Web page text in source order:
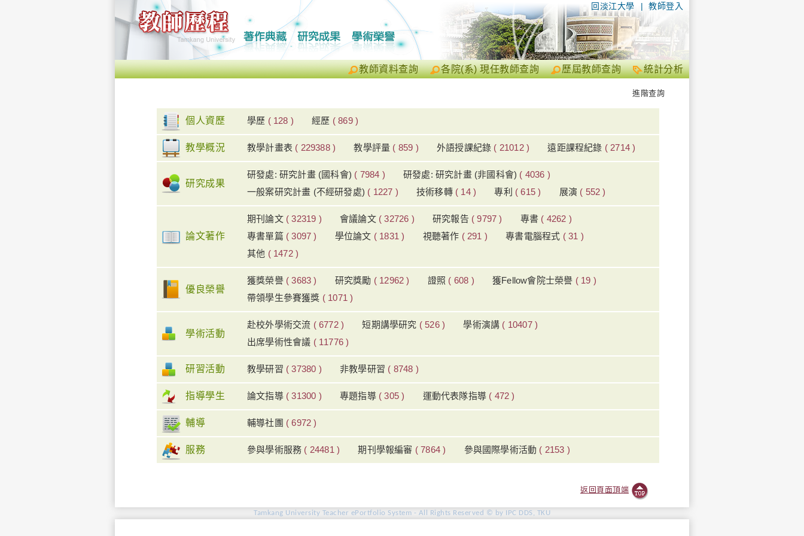
| 教師登入
回淡江大學
統計分析
歷屆教師查詢
各院(系) 現任教師查詢
教師資料查詢
進階查詢
個人資歷 學歷 ( 128 ) 經歷 ( 869 )
教學概況 教學計畫表 ( 229388 ) 教學評量 ( 859 ) 外語授課紀錄 ( 21012 ) 遠距課程紀錄 ( 2714 )
研究成果
研發處: 研究計畫 (國科會) ( 7984 ) 研發處: 研究計畫 (非國科會) ( 4036 )
一般案研究計畫 (不經研發處) ( 1227 ) 技術移轉 ( 14 ) 專利 ( 615 ) 展演 ( 552 )
論文著作
期刊論文 ( 32319 ) 會議論文 ( 32726 ) 研究報告 ( 9797 ) 專書 ( 4262 )
專書單篇 ( 3097 ) 學位論文 ( 1831 ) 視聽著作 ( 291 ) 專書電腦程式 ( 31 )
其他 ( 1472 )
優良榮譽
獲獎榮譽 ( 3683 ) 研究獎勵 ( 12962 ) 證照 ( 608 ) 獲Fellow會院士榮譽 ( 19 )
帶領學生參賽獲獎 ( 1071 )
學術活動
赴校外學術交流 ( 6772 ) 短期講學研究 ( 526 ) 學術演講 ( 10407 )
出席學術性會議 ( 11776 )
研習活動 教學研習 ( 37380 ) 非教學研習 ( 8748 )
指導學生 論文指導 ( 31300 ) 專題指導 ( 305 ) 運動代表隊指導 ( 472 )
輔導 輔導社團 ( 6972 )
服務 參與學術服務 ( 24481 ) 期刊學報編審 ( 7864 ) 參與國際學術活動 ( 2153 )
返回頁面頂端
Tamkang University Teacher ePortfolio System - All Rights Reserved © by IPC DDS, TKU